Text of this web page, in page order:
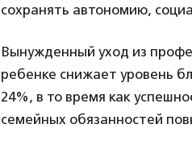
сохранять автономию,
Вынужденный уход из
ребенке снижает уровень
24%, в то время как
семейных обязанностей